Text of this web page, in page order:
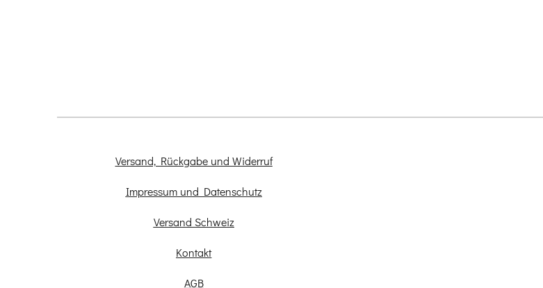
Versand, Rückgabe und Widerruf
Impressum und Datenschutz
Versand Schweiz
Kontakt
AGB